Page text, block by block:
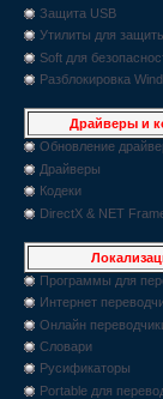
Защита USB
Утилиты для
Soft для
Разблокировка
Драйверы и
Обновление
Драйверы
Кодеки
DirectX & NET
Программы для
Интернет
Онлайн
Словари
Русификаторы
Portable для